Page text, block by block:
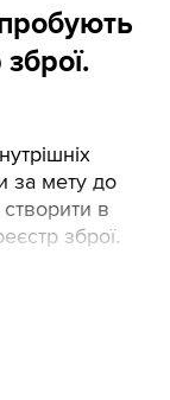
за мету до
в
зброї.